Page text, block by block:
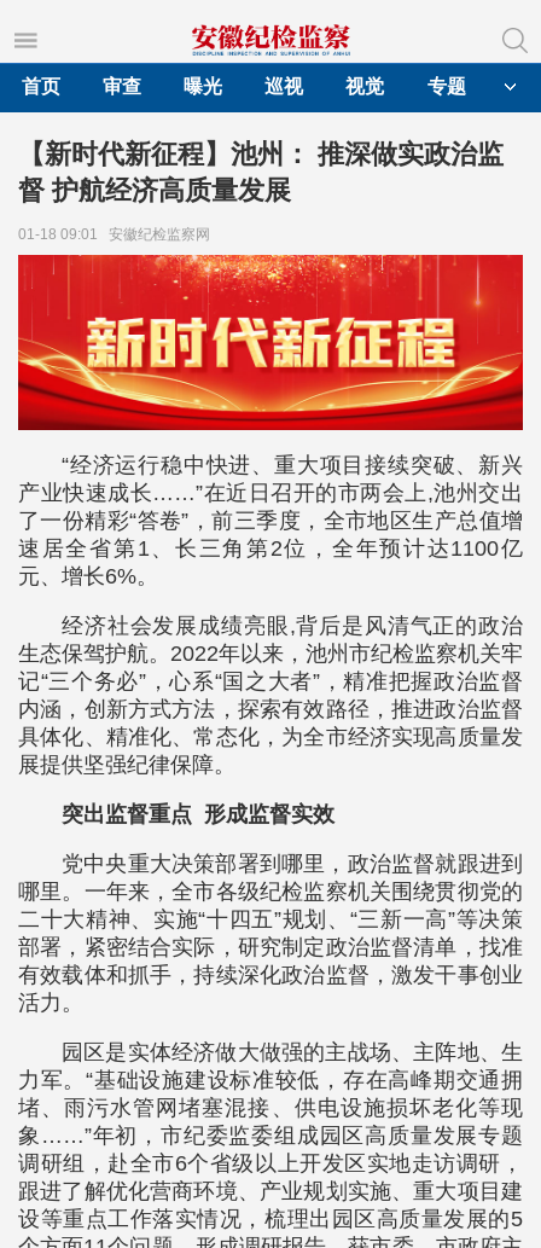
首页
审查 曝光 巡视 视觉 专题
【新时代新征程】池州： 推深做实政治监
督 护航经济高质量发展
01-18 09:01 安徽纪检监察网
“经济运行稳中快进、重大项目接续突破、新兴
产业快速成长……”在近日召开的市两会上,池州交出
了一份精彩“答卷”，前三季度，全市地区生产总值增
速居全省第1、长三角第2位，全年预计达1100亿
元、增长6%。
经济社会发展成绩亮眼,背后是风清气正的政治
生态保驾护航。2022年以来，池州市纪检监察机关牢
记“三个务必”，心系“国之大者”，精准把握政治监督
内涵，创新方式方法，探索有效路径，推进政治监督
具体化、精准化、常态化，为全市经济实现高质量发
展提供坚强纪律保障。
突出监督重点 形成监督实效
党中央重大决策部署到哪里，政治监督就跟进到
哪里。一年来，全市各级纪检监察机关围绕贯彻党的
二十大精神、实施“十四五”规划、“三新一高”等决策
部署，紧密结合实际，研究制定政治监督清单，找准
有效载体和抓手，持续深化政治监督，激发干事创业
活力。
园区是实体经济做大做强的主战场、主阵地、生
力军。“基础设施建设标准较低，存在高峰期交通拥
堵、雨污水管网堵塞混接、供电设施损坏老化等现
象……”年初，市纪委监委组成园区高质量发展专题
调研组，赴全市6个省级以上开发区实地走访调研，
跟进了解优化营商环境、产业规划实施、重大项目建
设等重点工作落实情况，梳理出园区高质量发展的5